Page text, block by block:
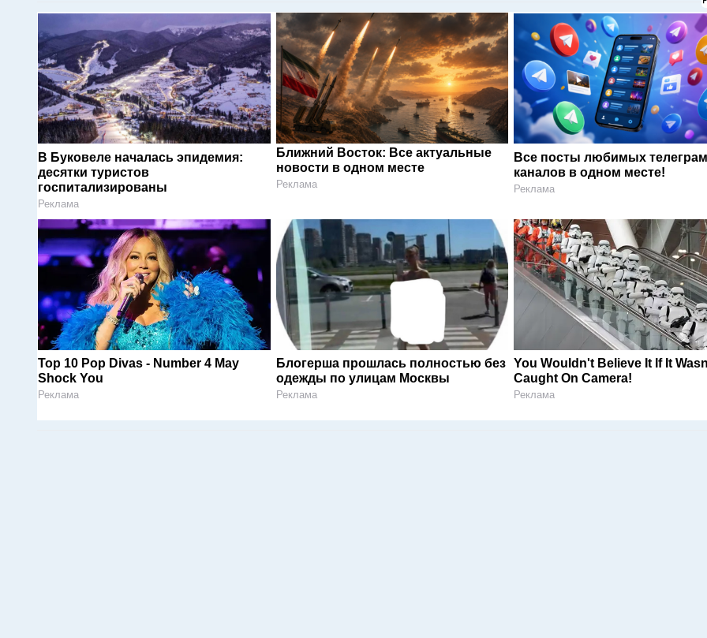
В Буковеле началась эпидемия:
десятки туристов
госпитализированы
Реклама
Ближний Восток: Все актуальные
новости в одном месте
Реклама
Все посты любимых
каналов в одном месте!
Реклама
Top 10 Pop Divas - Number 4 May
Shock You
Реклама
Блогерша прошлась полностью без
одежды по улицам Москвы
Реклама
You Wouldn't Believe It If It
Caught On Camera!
Реклама